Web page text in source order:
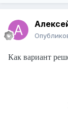
Как вариант